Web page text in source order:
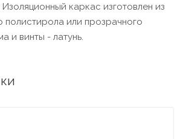
каркас изготовлен из
полистирола или прозрачного
и винты - латунь.